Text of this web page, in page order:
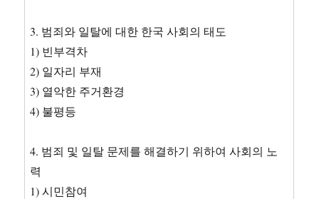
3. 범죄와 일탈에 대한 한국 사회의 태도
1) 빈부격차
2) 일자리 부재
3) 열악한 주거환경
4) 불평등
4. 범죄 및 일탈 문제를 해결하기 위하여 사회의 노
력
1) 시민참여